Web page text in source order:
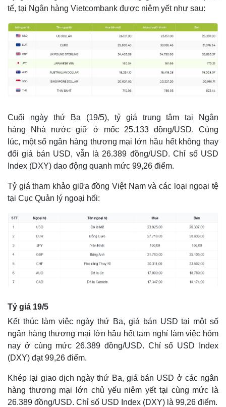
Cuộc sống đó đây
Ảnh
Infographic
tế, tại Ngân hàng Vietcombank được niêm yết như sau:
Cuối ngày thứ Ba (19/5), tỷ giá trung tâm tại Ngân
hàng Nhà nước giữ ở mốc 25.133 đồng/USD. Cùng
lúc, một số ngân hàng thương mại lớn hầu hết không thay
đổi giá bán USD, vẫn là 26.389 đồng/USD. Chỉ số USD
Index (DXY) dao động quanh mức 99,26 điểm.
Tỷ giá tham khảo giữa đồng Việt Nam và các loại ngoại tệ
tại Cục Quản lý ngoại hối:
Tỷ giá 19/5
Kết thúc làm việc ngày thứ Ba, giá bán USD tại một số
ngân hàng thương mại lớn hầu hết tạm nghỉ làm việc hôm
nay ở cùng mức 26.389 đồng/USD. Chỉ số USD Index
(DXY) đạt 99,26 điểm.
Khép lại giao dịch ngày thứ Ba, giá bán USD ở các ngân
hàng thương mại lớn chủ yếu niêm yết tại cùng mức là
26.389 đồng/USD. Chỉ số USD Index (DXY) là 99,26 điểm.